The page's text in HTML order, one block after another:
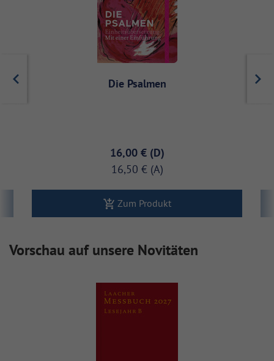
Die Psalmen
16,00 €
16,50 €
Zum Produkt
Vorschau auf unsere Novitäten